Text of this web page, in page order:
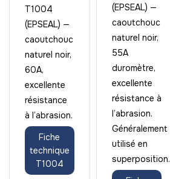
T1004
(EPSEAL) —
caoutchouc
naturel noir,
60A,
excellente
résistance
à l’abrasion.
Fiche
technique
T1004
(EPSEAL) —
caoutchouc
naturel noir,
55A
duromètre,
excellente
résistance à
l’abrasion.
Généralement
utilisé en
superposition.